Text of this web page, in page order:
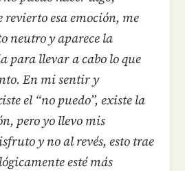
esa emoción, me
neutro y aparece la
para llevar a cabo lo que
En mi sentir y
el “no puedo”, existe la
pero yo llevo mis
y no al revés, esto trae
esté más